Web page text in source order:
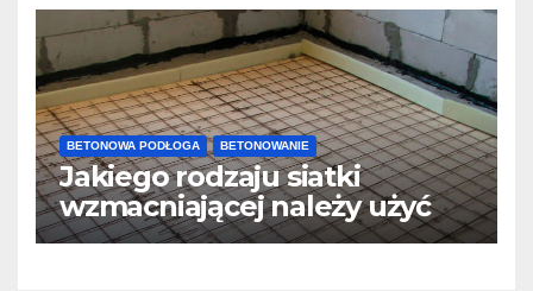
BETONOWA PODŁOGA BETONOWANIE
Jakiego rodzaju siatki
wzmacniającej należy użyć
do wylewek podłogowych?